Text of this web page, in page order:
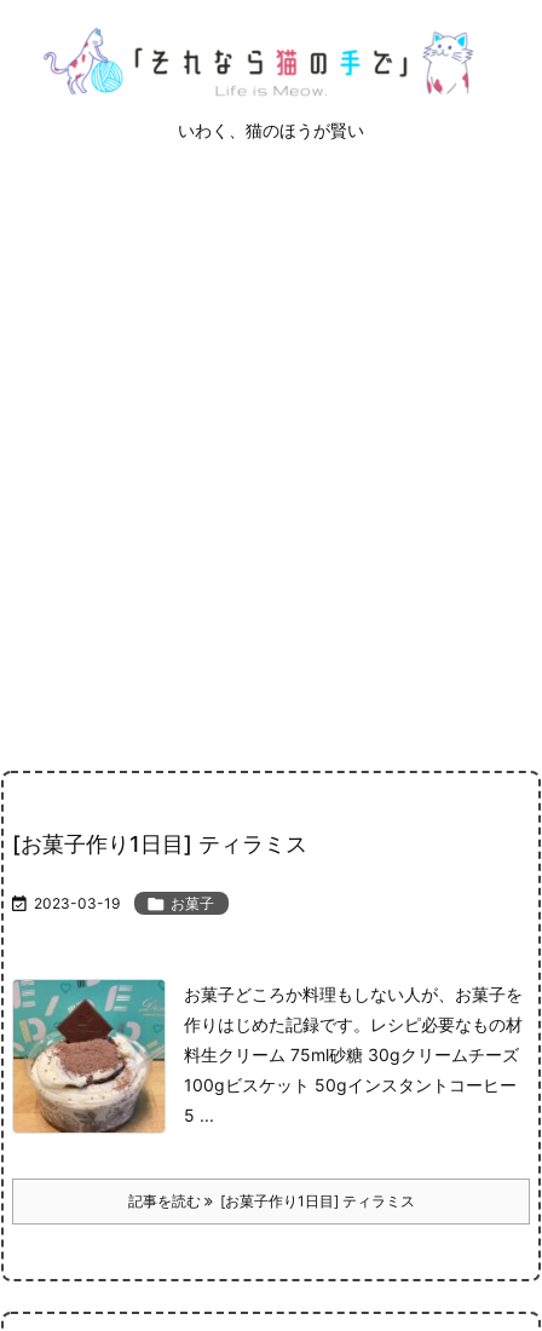
いわく、猫のほうが賢い
[お菓子作り1日目] ティラミス
 2023-03-19  お菓子
お菓子どころか料理もしない人が、お菓子を
作りはじめた記録です。 レシピ必要なもの材
料生クリーム 75ml砂糖 30gクリームチーズ
100gビスケット 50gインスタントコーヒー
5 ...
記事を読む [お菓子作り1日目] ティラミス